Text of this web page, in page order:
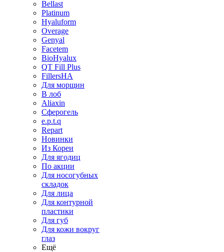
Bellast
Platinum
Hyaluform
Overage
Genyal
Facetem
BioHyalux
QT Fill Plus
FillersHA
Для морщин
В лоб
Aliaxin
Сферогель
e.p.t.q
Repart
Новинки
Из Кореи
Для ягодиц
По акции
Для носогубных
складок
Для лица
Для контурной
пластики
Для губ
Для кожи вокруг
глаз
Ещё